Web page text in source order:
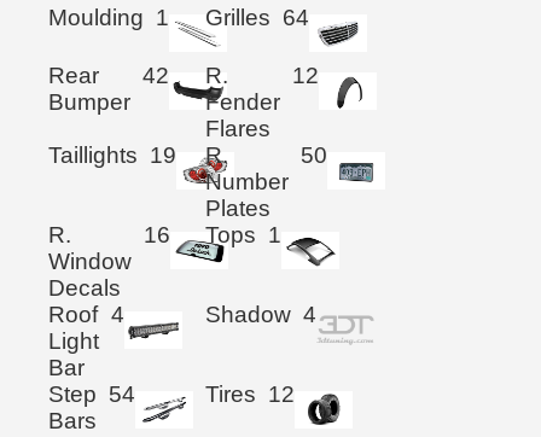
Moulding 1 Grilles 64
Rear
Bumper
42
R.
Fender
Flares
12
Taillights 19
R.
Number
Plates
50
R.
Window
Decals
16 Tops 1
Roof
Light
Bar
4 Shadow 4
Step
Bars
54 Tires 12